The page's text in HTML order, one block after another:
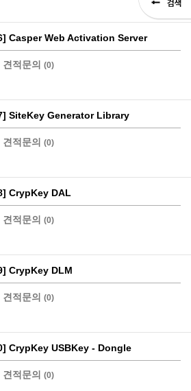
Casper Web Activation Server
견적문의 (0)
SiteKey Generator Library
견적문의 (0)
CrypKey DAL
견적문의 (0)
CrypKey DLM
견적문의 (0)
CrypKey USBKey - Dongle
견적문의 (0)